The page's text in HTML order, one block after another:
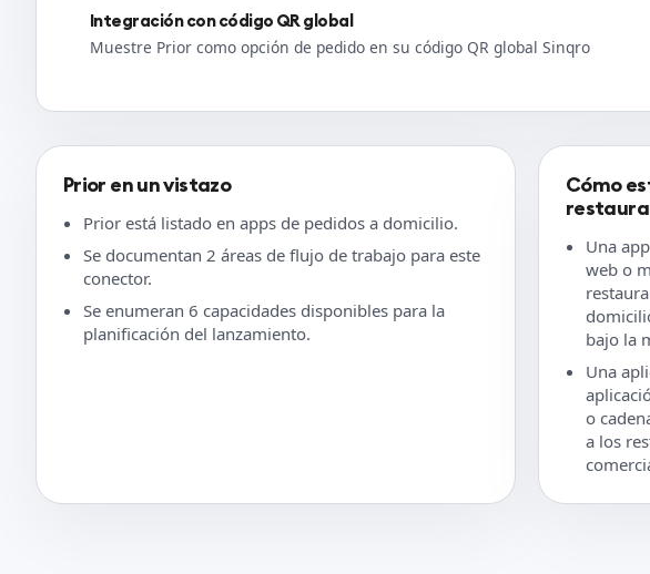
Integración con código QR global
Muestre Prior como opción de pedido en su código QR global Sinqro
Prior en un vistazo
Prior está listado en apps de pedidos a domicilio.
Se documentan 2 áreas de flujo de trabajo para este
conector.
Se enumeran 6 capacidades disponibles para la
planificación del lanzamiento.
Cómo
Una
web o
bajo la
Una
o
a los